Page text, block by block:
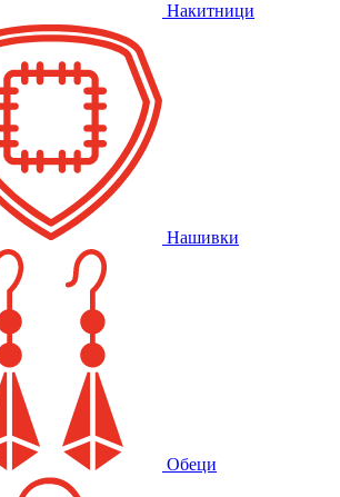
Накитници
Нашивки
Обеци